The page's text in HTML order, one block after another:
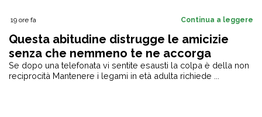
19 ore fa Continua a leggere
Questa abitudine distrugge le amicizie
senza che nemmeno te ne accorga
Se dopo una telefonata vi sentite esausti la colpa è della non
reciprocità Mantenere i legami in età adulta richiede ...